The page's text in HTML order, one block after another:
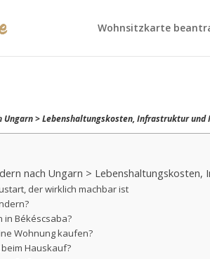
Wohnsitzkarte
Ungarn > Lebenshaltungskosten, Infrastruktur
nach Ungarn >
der wirklich machbar ist
in Békéscsaba?
Wohnung kaufen?
Hauskauf?